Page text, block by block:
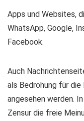
Apps und Websites,
WhatsApp, Google,
Facebook.
Auch
als Bedrohung für die
angesehen werden.
Zensur die freie